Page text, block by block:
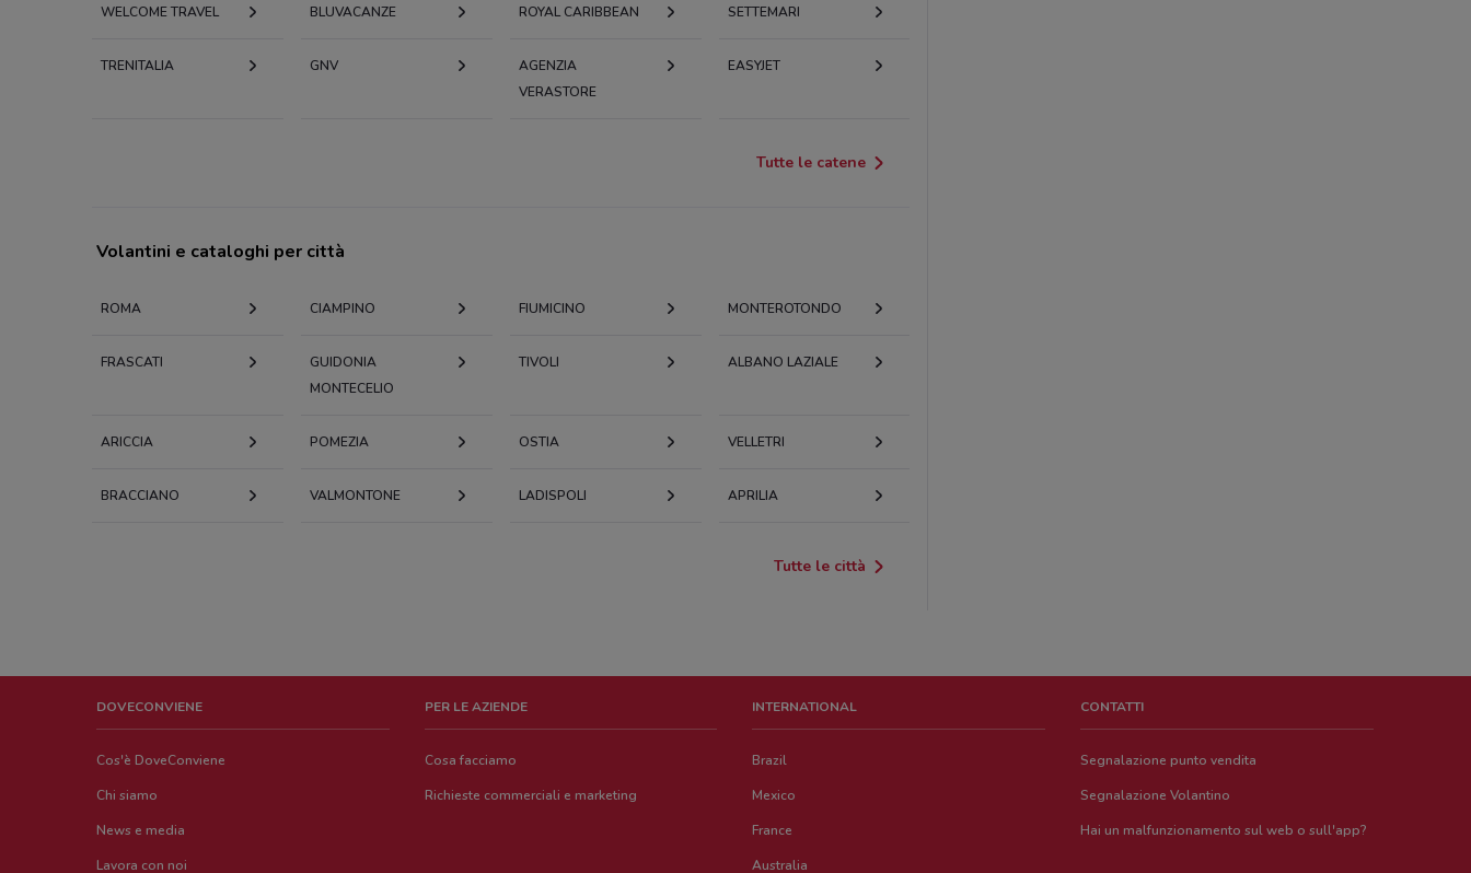
WELCOME TRAVEL BLUVACANZE ROYAL CARIBBEAN SETTEMARI
TRENITALIA GNV
AGENZIA
VERASTORE
EASYJET
Tutte le catene
Volantini e cataloghi per città
ROMA CIAMPINO FIUMICINO MONTEROTONDO
FRASCATI
GUIDONIA
MONTECELIO
TIVOLI ALBANO LAZIALE
ARICCIA POMEZIA OSTIA VELLETRI
BRACCIANO VALMONTONE LADISPOLI APRILIA
Tutte le città
DOVECONVIENE
Cos'è DoveConviene
Chi siamo
News e media
Lavora con noi
PER LE AZIENDE
Cosa facciamo
Richieste commerciali e marketing
INTERNATIONAL
Brazil
Mexico
France
Australia
CONTATTI
Segnalazione punto vendita
Segnalazione Volantino
Hai un malfunzionamento sul web o sull'app?